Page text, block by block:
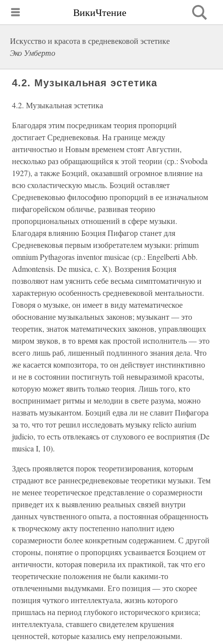
ВикиЧтение
Искусство и красота в средневековой эстетике
Эко Умберто
4.2. Музыкальная эстетика
4.2. Музыкальная эстетика
Благодаря этим посредникам теория пропорций
достигает Средневековья. На границе между
античностью и Новым временем стоят Августин,
несколько раз обращающийся к этой теории (ср.: Svoboda
1927), а также Боэций, оказавший огромное влияние на
всю схоластическую мысль. Боэций оставляет
Средневековью философию пропорций в ее изначальном
пифагорейском обличье, развивая теорию
пропорциональных отношений в сфере музыки.
Благодаря влиянию Боэция Пифагор станет для
Средневековья первым изобретателем музыки: primum
omnium Pythagoras inventor musicae (ср.: Engelberti Abb.
Admontensis. De musica, с. Х). Воззрения Боэция
позволяют нам уяснить себе весьма симптоматичную и
характерную особенность средневековой ментальности.
Говоря о музыке, он имеет в виду математическое
обоснование музыкальных законов; музыкант — это
теоретик, знаток математических законов, управляющих
миром звуков, в то время как простой исполнитель — это
всего лишь раб, лишенный подлинного знания дела. Что
же касается композитора, то он действует инстинктивно
и не в состоянии постигнуть той невыразимой красоты,
которую может явить только теория. Лишь того, кто
воспринимает ритмы и мелодии в свете разума, можно
назвать музыкантом. Боэций едва ли не славит Пифагора
за то, что тот решил исследовать музыку relicto aurium
judicio, то есть отвлекаясь от слухового ее восприятия (De
musica I, 10).
Здесь проявляется порок теоретизирования, которым
страдают все раннесредневековые теоретики музыки. Тем
не менее теоретическое представление о соразмерности
приведет их к выявлению реальных связей внутри
данных чувственного опыта, а постоянная обращенность
к творческому акту постепенно наполнит идею
соразмерности более конкретным содержанием. С другой
стороны, понятие о пропорциях усваивается Боэцием от
античности, которая поверила их практикой, так что его
теоретические положения не были какими-то
отвлеченными выдумками. Его позиция — это скорее
позиция чуткого интеллектуала, жизнь которого
пришлась на период глубокого исторического кризиса;
интеллектуала, ставшего свидетелем крушения
ценностей, которые казались ему непреложными.